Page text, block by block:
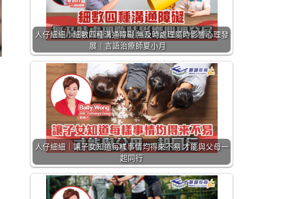
人仔細細｜細數四種溝通障礙 無及時處理隨時影響心理發
展｜言語治療師夏小月
人仔細細｜讓子女知道每樣事情均得來不易 才能與父母一
起同行